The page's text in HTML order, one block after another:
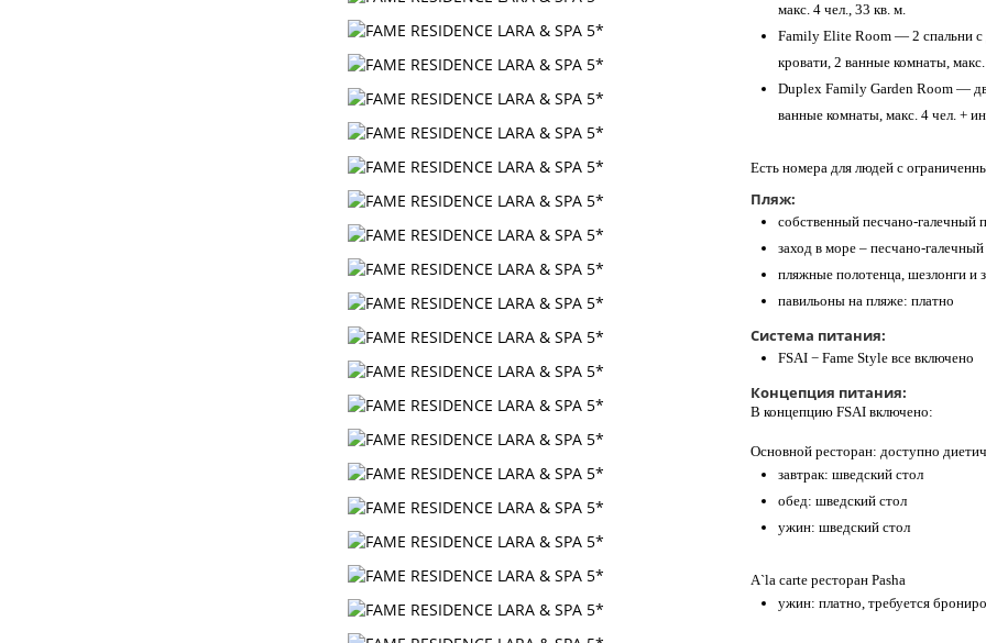
макс. 4 чел., 33 кв. м.
Family Elite Room — 2 спальни с
кровати, 2 ванные комнаты,
Duplex Family Garden Room —
ванные комнаты, макс. 4 чел. +
Есть номера для людей с
Пляж:
собственный песчано-галечный
заход в море – песчано-галечный
пляжные полотенца, шезлонги и
павильоны на пляже: платно
Система питания:
FSAI − Fame Style все включено
Концепция питания:
В концепцию FSAI включено:
Основной ресторан: доступно
завтрак: шведский стол
обед: шведский стол
ужин: шведский стол
A`la carte ресторан Pasha
ужин: платно, требуется